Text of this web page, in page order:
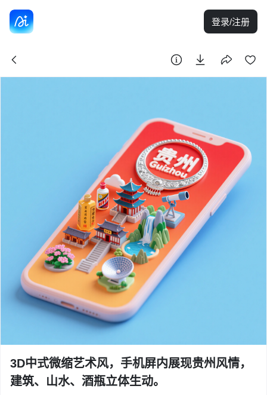
登录/注册
3D中式微缩艺术风，手机屏内展现贵州风情，
建筑、山水、酒瓶立体生动。